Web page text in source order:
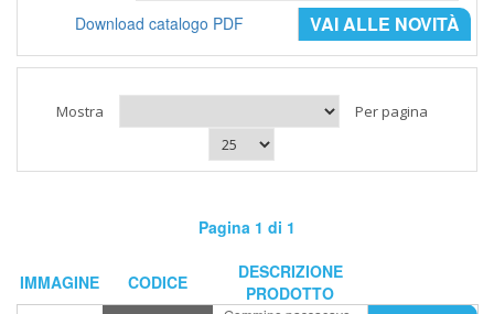
VAI ALLE NOVITÀ
Download catalogo PDF
Mostra Per pagina
Pagina 1 di 1
IMMAGINE CODICE
DESCRIZIONE
PRODOTTO